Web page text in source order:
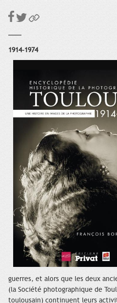
1914-1974
guerres, et alors que les deux
(la Société photographique de
toulousain) continuent leurs